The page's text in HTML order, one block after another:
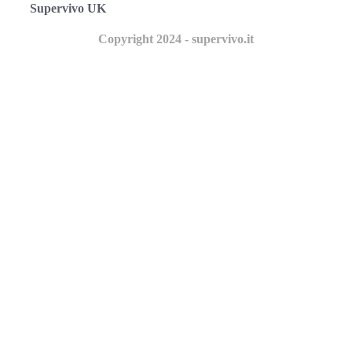
Supervivo UK
Copyright 2024 - supervivo.it